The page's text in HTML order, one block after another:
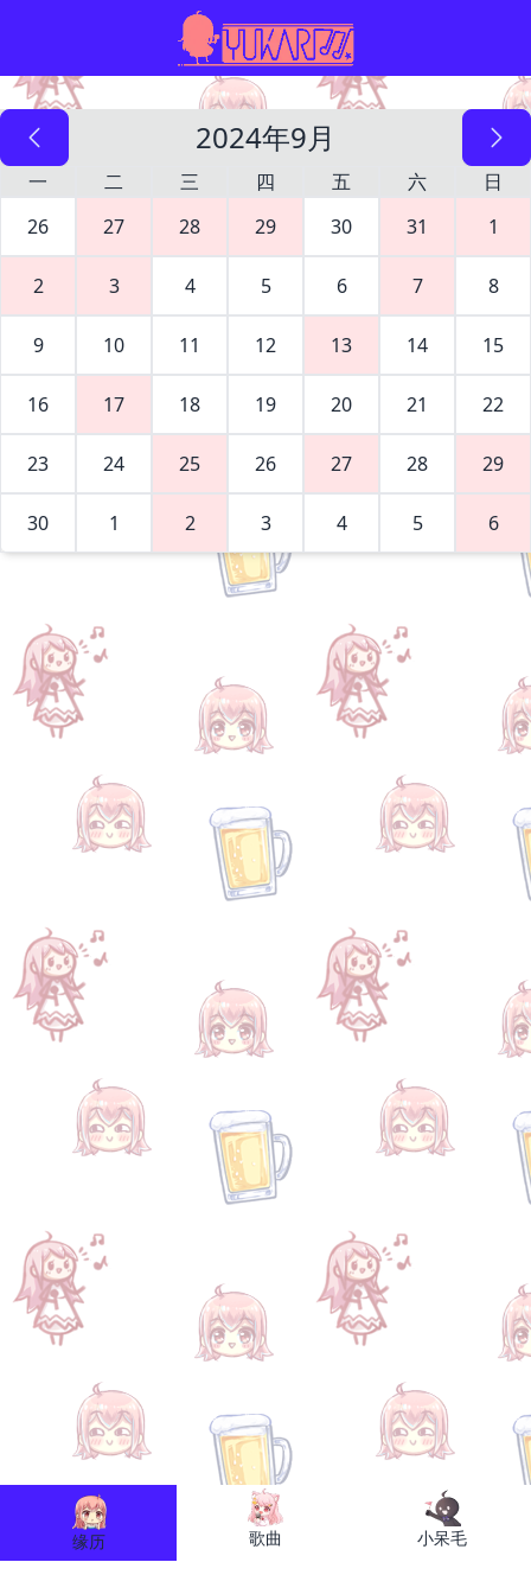
2024年9月
一 二 三 四 五 六
日
26
27 28 29 30 31 1
2 3 4 5 6 7 8
9 10 11 12 13 14 15
16 17 18 19 20 21 22
23 24 25 26 27 28 29
30 1 2 3 4 5 6
缘历 歌曲 小呆毛